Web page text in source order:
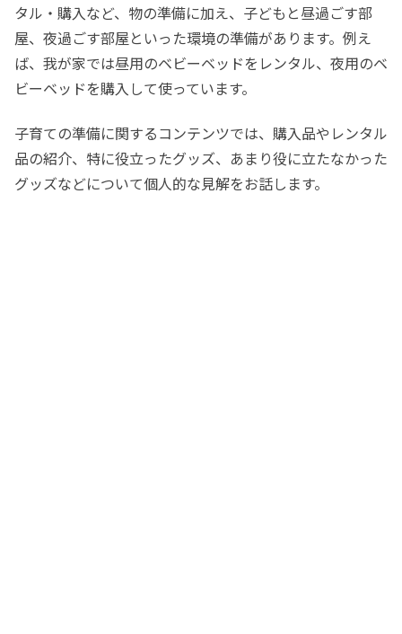
タル・購入など、物の準備に加え、子どもと昼過ごす部
屋、夜過ごす部屋といった環境の準備があります。例え
ば、我が家では昼用のベビーベッドをレンタル、夜用のベ
ビーベッドを購入して使っています。
子育ての準備に関するコンテンツでは、購入品やレンタル
品の紹介、特に役立ったグッズ、あまり役に立たなかった
グッズなどについて個人的な見解をお話します。